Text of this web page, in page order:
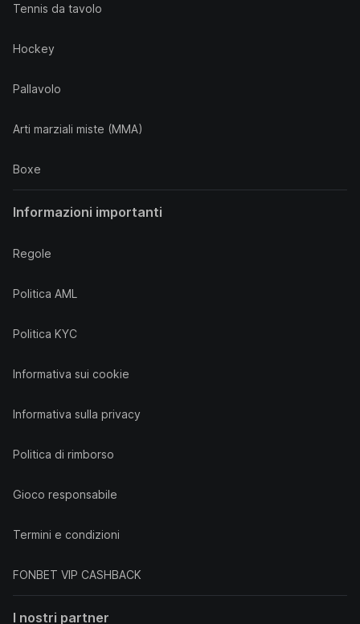
Tennis da tavolo
Hockey
Pallavolo
Arti marziali miste (MMA)
Boxe
Informazioni importanti
Regole
Politica AML
Politica KYC
Informativa sui cookie
Informativa sulla privacy
Politica di rimborso
Gioco responsabile
Termini e condizioni
FONBET VIP CASHBACK
I nostri partner